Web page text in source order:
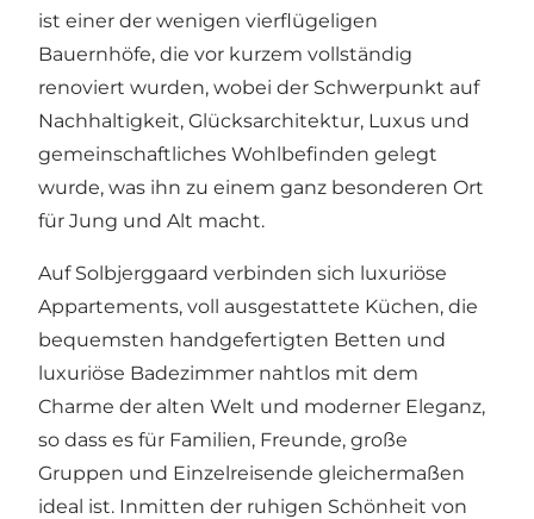
ist einer der wenigen vierflügeligen
Bauernhöfe, die vor kurzem vollständig
renoviert wurden, wobei der Schwerpunkt auf
Nachhaltigkeit, Glücksarchitektur, Luxus und
gemeinschaftliches Wohlbefinden gelegt
wurde, was ihn zu einem ganz besonderen Ort
für Jung und Alt macht.
Auf Solbjerggaard verbinden sich luxuriöse
Appartements, voll ausgestattete Küchen, die
bequemsten handgefertigten Betten und
luxuriöse Badezimmer nahtlos mit dem
Charme der alten Welt und moderner Eleganz,
so dass es für Familien, Freunde, große
Gruppen und Einzelreisende gleichermaßen
ideal ist. Inmitten der ruhigen Schönheit von